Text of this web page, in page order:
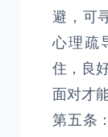
避，可
心理疏
住，良
面对才
第五条